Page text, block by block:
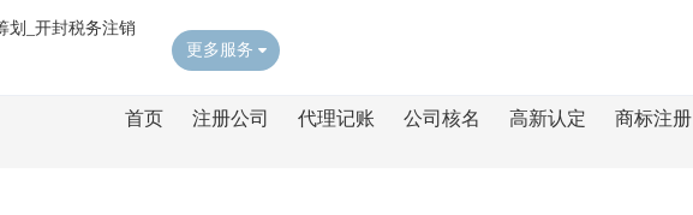
更多服务
首页 注册公司 代理记账 公司核名 高新认定 商标注册